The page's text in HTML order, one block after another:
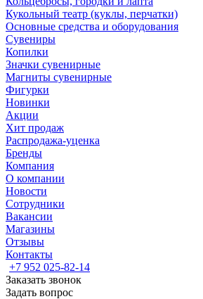
Кукольный театр (куклы, перчатки)
Основные средства и оборудования
Сувениры
Копилки
Значки сувенирные
Магниты сувенирные
Фигурки
Новинки
Акции
Хит продаж
Распродажа-уценка
Бренды
Компания
О компании
Новости
Сотрудники
Вакансии
Магазины
Отзывы
Контакты
+7 952 025-82-14
Заказать звонок
Задать вопрос